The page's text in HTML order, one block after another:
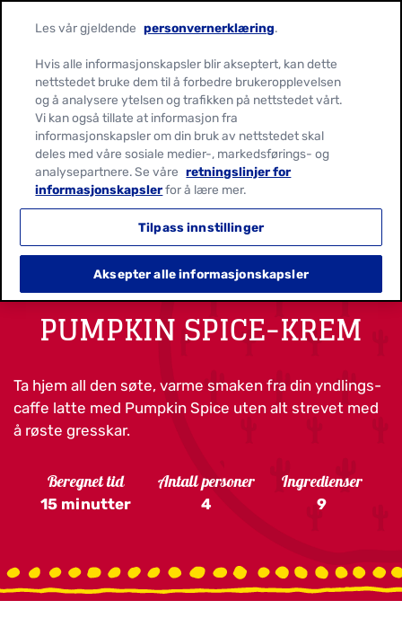
PUMPKIN SPICE-KREM
Ta hjem all den søte, varme smaken fra din yndlings-
caffe latte med Pumpkin Spice uten alt strevet med
å røste gresskar.
Beregnet tid
15 minutter
Antall personer
4
Ingredienser
9
Les vår gjeldende personvernerklæring.
Hvis alle informasjonskapsler blir akseptert, kan dette
nettstedet bruke dem til å forbedre brukeropplevelsen
og å analysere ytelsen og trafikken på nettstedet vårt.
Vi kan også tillate at informasjon fra
informasjonskapsler om din bruk av nettstedet skal
deles med våre sosiale medier-, markedsførings- og
analysepartnere. Se våre retningslinjer for
informasjonskapslerfor å lære mer.
Tilpass innstillinger
Aksepter alle informasjonskapsler